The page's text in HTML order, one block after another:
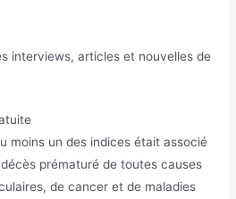
interviews, articles et nouvelles de
moins un des indices était associé
prématuré de toutes causes
de cancer et de maladies